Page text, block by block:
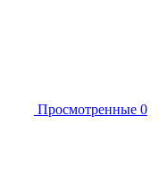
Просмотренные 0